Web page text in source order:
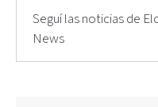
Seguí las noticias de
News